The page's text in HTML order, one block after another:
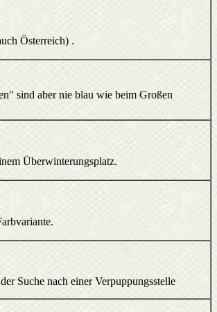
Österreich) .
sind aber nie blau wie beim Großen
Überwinterungsplatz.
Suche nach einer Verpuppungsstelle